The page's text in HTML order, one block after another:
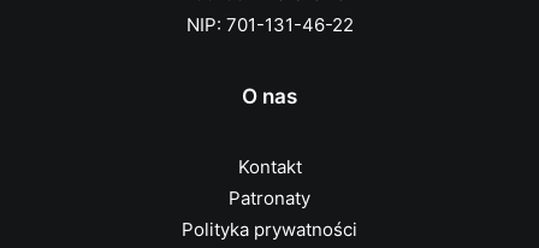
NIP: 701-131-46-22
O nas
Kontakt
Patronaty
Polityka prywatności